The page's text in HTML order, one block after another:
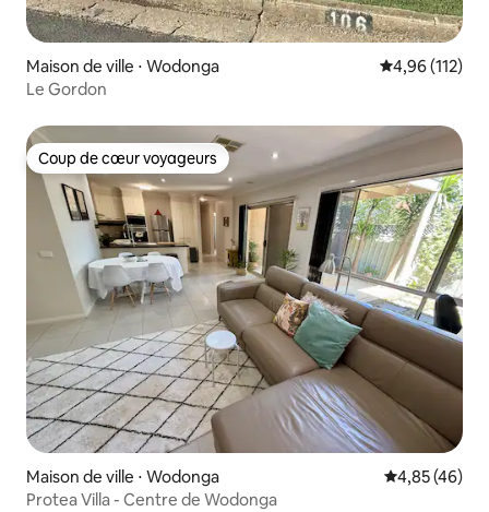
Maison de ville ⋅ Wodonga Évaluation
4,96 (112)
Le Gordon
Coup de cœur voyageurs
Coup de cœur voyageurs
Maison de ville ⋅ Wodonga Évaluation
4,85 (46)
Protea Villa - Centre de Wodonga